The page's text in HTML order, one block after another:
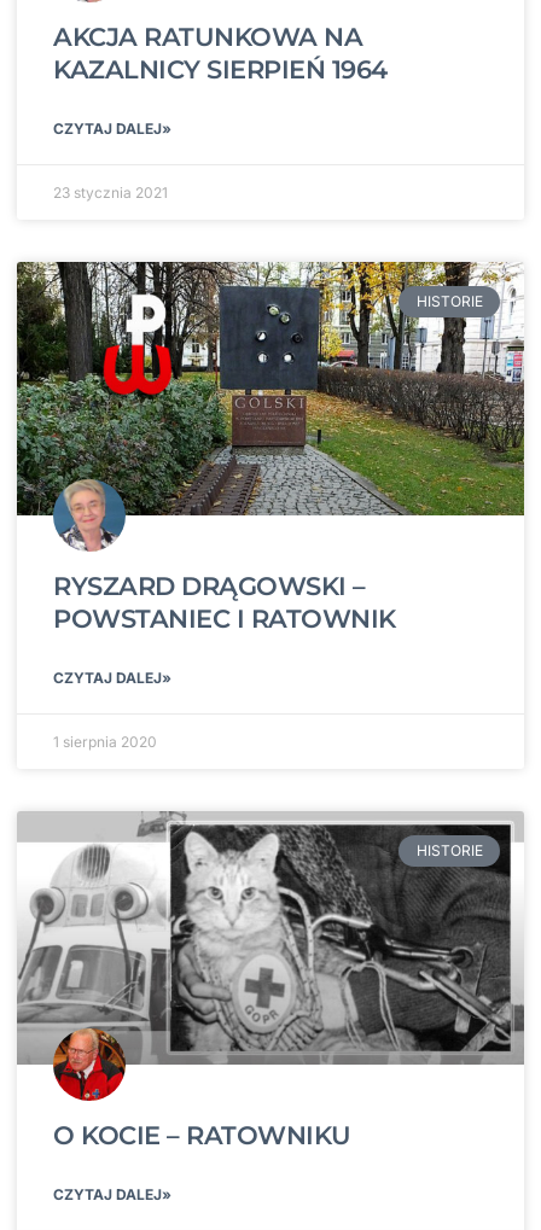
AKCJA RATUNKOWA NA
KAZALNICY SIERPIEŃ 1964
CZYTAJ DALEJ»
23 stycznia 2021
HISTORIE
RYSZARD DRĄGOWSKI –
POWSTANIEC I RATOWNIK
CZYTAJ DALEJ»
1 sierpnia 2020
HISTORIE
O KOCIE – RATOWNIKU
CZYTAJ DALEJ»